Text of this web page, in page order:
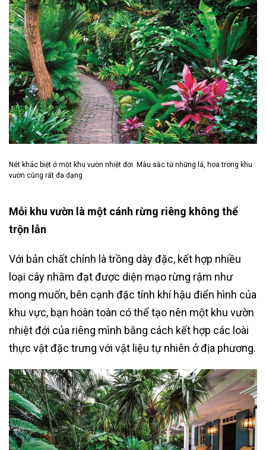
Nét khác biệt ở một khu vườn nhiệt đới. Màu sắc từ những lá, hoa trong khu
vườn cũng rất đa dạng
Mỗi khu vườn là một cánh rừng riêng không thể
trộn lẫn
Với bản chất chính là trồng dày đặc, kết hợp nhiều
loại cây nhằm đạt được diện mạo rừng rậm như
mong muốn, bên cạnh đặc tính khí hậu điển hình của
khu vực, bạn hoàn toàn có thể tạo nên một khu vườn
nhiệt đới của riêng mình bằng cách kết hợp các loài
thực vật đặc trưng với vật liệu tự nhiên ở địa phương.